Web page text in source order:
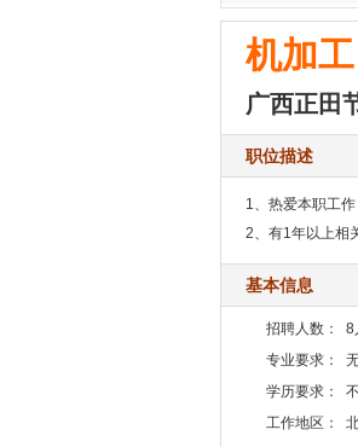
机加工
广西正田
职位描述
1、热爱本职工作
2、有1年以上相
基本信息
招聘人数： 8
专业要求：
学历要求：
工作地区：